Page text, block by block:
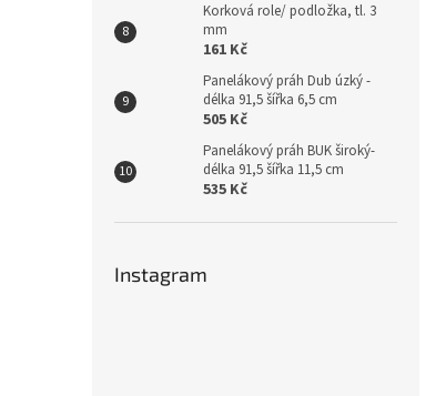
Korková role/ podložka, tl. 3
mm
161 Kč
Panelákový práh Dub úzký -
délka 91,5 šířka 6,5 cm
505 Kč
Panelákový práh BUK široký-
délka 91,5 šířka 11,5 cm
535 Kč
Instagram